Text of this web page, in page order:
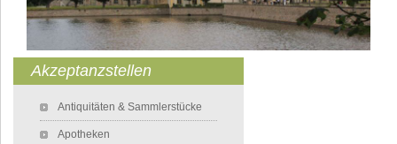
Akzeptanzstellen
Antiquitäten & Sammlerstücke
Apotheken